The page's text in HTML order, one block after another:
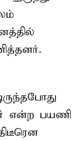
என்ற பயணி